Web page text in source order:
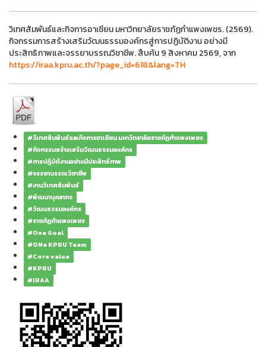
วิเทศสัมพันธ์และกิจการอาเซียน มหาวิทยาลัยราชภัฏกำแพงเพชร. (2569).
กิจกรรมการสร้างเสริมวัฒนธรรมองค์กรสู่การปฏิบัติงาน อย่างมี
ประสิทธิภาพและจรรยาบรรณวิชาชีพ. สืบค้น 9 สิงหาคม 2569, จาก
https://iraa.kpru.ac.th/?page_id=618&lang=TH
#วิเทศสัมพันธ์และกิจการอาเซียน มหาวิทยาลัยราชภัฏกำแพงเพชร
#กิจกรรมสร้างเสริมวัฒนธรรมองค์กร
#การปฎิบัติงานอย่างมีประสิทธิภาพ
#จรรยาบรรณวิชาชีพ
#งานวิเทศสัมพันธ์
#พัฒนาบุคลากร
#วัฒนธรรมองค์กร
#ราชภัฏกำแพงเพชร
#One Goal
#ONe KPRU Team
#Core value
#KPRU
#IRAA